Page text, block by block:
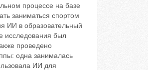
процессе на базе
заниматься спортом
ИИ в образовательный
исследования был
проведено
одна занималась
ИИ для